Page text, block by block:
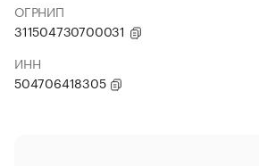
ОГРНИП
311504730700031
ИНН
504706418305